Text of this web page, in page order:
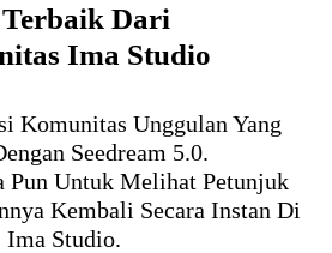
Terbaik Dari
Ima Studio
Komunitas Unggulan Yang
Seedream 5.0.
Untuk Melihat Petunjuk
Kembali Secara Instan Di
Ima Studio.